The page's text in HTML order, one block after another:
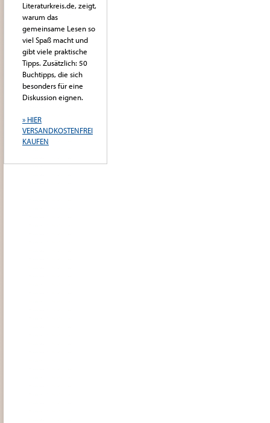
Literaturkreis.de, zeigt,
warum das
gemeinsame Lesen so
viel Spaß macht und
gibt viele praktische
Tipps. Zusätzlich: 50
Buchtipps, die sich
besonders für eine
Diskussion eignen.
» HIER
VERSANDKOSTENFREI
KAUFEN